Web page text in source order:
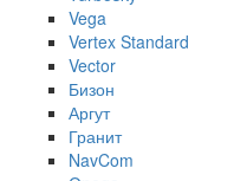
Vega
Vertex Standard
Vector
Бизон
Аргут
Гранит
NavCom